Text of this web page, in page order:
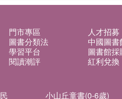
門市專區 人才招募
圖書分類法 中國圖
學習平台 圖書館採
閱讀潮評 紅利兌換
小山丘童書(0-6歲)